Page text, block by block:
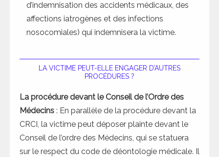
d’indemnisation des accidents médicaux, des
affections iatrogènes et des infections
nosocomiales) qui indemnisera la victime.
LA VICTIME PEUT-ELLE ENGAGER D’AUTRES
PROCÉDURES ?
La procédure devant le Conseil de l’Ordre des
Médecins : En parallèle de la procédure devant la
CRCI, la victime peut déposer plainte devant le
Conseil de l’ordre des Médecins, qui se statuera
sur le respect du code de déontologie médicale. Il